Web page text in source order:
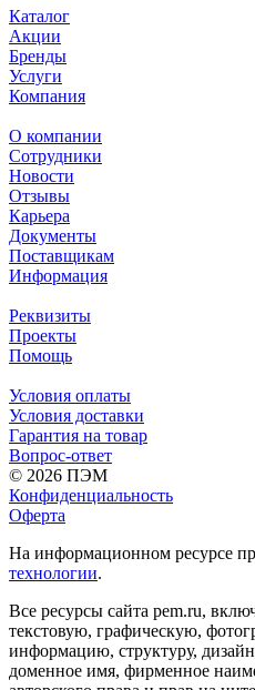
Каталог
Акции
Бренды
Услуги
Компания
О компании
Сотрудники
Новости
Отзывы
Карьера
Документы
Поставщикам
Информация
Реквизиты
Проекты
Помощь
Условия оплаты
Условия доставки
Гарантия на товар
Вопрос-ответ
© 2026 ПЭМ
Конфиденциальность
Оферта
На информационном ресурсе
технологии.
Все ресурсы сайта pem.ru,
текстовую, графическую,
информацию, структуру,
доменное имя, фирменное